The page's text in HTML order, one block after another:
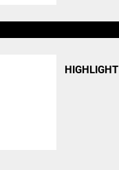
HIGHLIGHT